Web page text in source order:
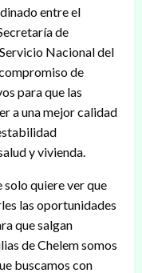
entre el
de
Nacional del
de
para que las
a una mejor calidad
y vivienda.
solo quiere ver que
las oportunidades
que salgan
de Chelem somos
buscamos con